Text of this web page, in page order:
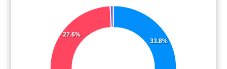
33.8%
27.6%